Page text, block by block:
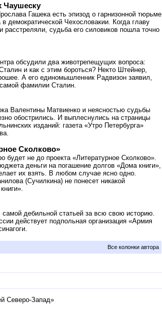
Чаушеску
Гашека есть эпизод о гарнизонной тюрьме
демократической Чехословакии. Когда главу
судьба его силовиков пошла точно
обсудили два животрепещущих вопроса:
и как с этим бороться? Некто Штейнер,
А его единомышленник Радвизон заявил,
фамилии Сталин.
Валентины Матвиенко и неясностью судьбы
обострились. И выплеснулись на страницы
изданий: газета «Утро Петербурга»
Сколково»
будет не до проекта «Литературное Сколково».
деньги на погашение долгов «Дома книги»,
их взять. В любом случае ясно одно.
(Сучилкина) не понесет никакой
дебильной статьей за всю свою историю.
действует подпольная организация «Армия
Все колонки автора
Северо-Запад»